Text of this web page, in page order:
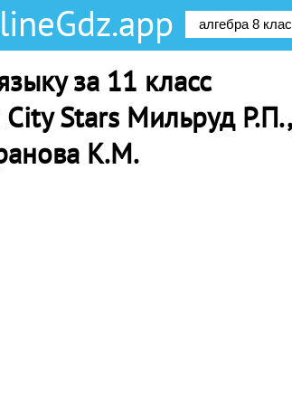
за 11 класс
Stars Мильруд Р.П.,
К.М.